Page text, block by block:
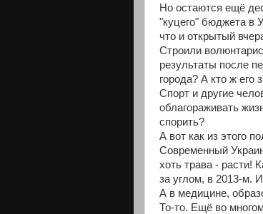
Но остаются ещё
"куцего" бюджета в
что и открытый
Строили
результаты после
города? А кто ж его
Спорт и другие
облагораживать
спорить?
А вот как из этого
Современный
хоть трава - расти!
за углом, в 2013-м.
А в медицине,
То-то. Ещё во